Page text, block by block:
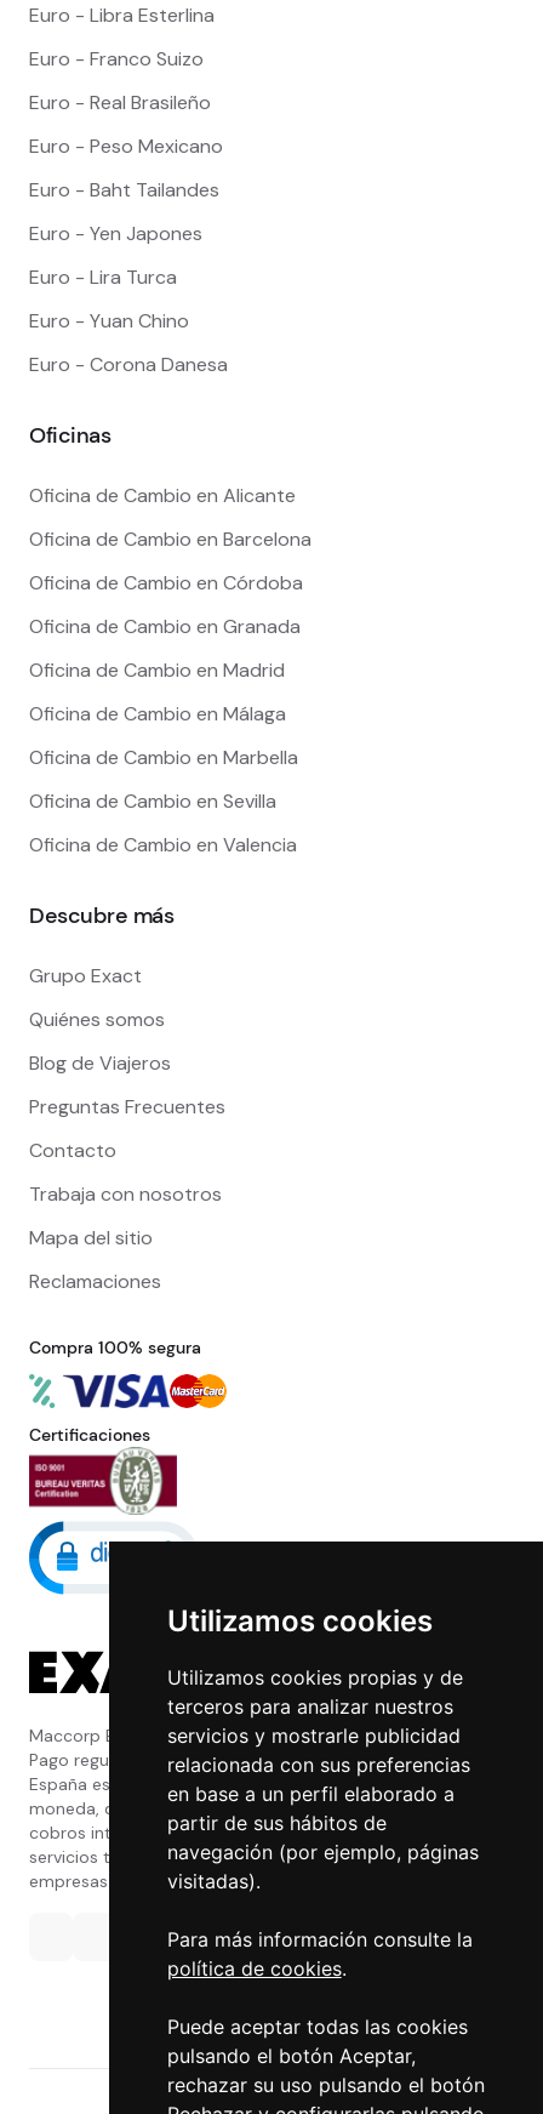
Utilizamos cookies
Utilizamos cookies propias y de
terceros para analizar nuestros
servicios y mostrarle publicidad
relacionada con sus preferencias
en base a un perfil elaborado a
partir de sus hábitos de
navegación (por ejemplo, páginas
visitadas).
Para más información consulte la
política de cookies.
Puede aceptar todas las cookies
pulsando el botón Aceptar,
rechazar su uso pulsando el botón
Euro - Libra Esterlina
Euro - Franco Suizo
Euro - Real Brasileño
Euro - Peso Mexicano
Euro - Baht Tailandes
Euro - Yen Japones
Euro - Lira Turca
Euro - Yuan Chino
Euro - Corona Danesa
Oficinas
Oficina de Cambio en Alicante
Oficina de Cambio en Barcelona
Oficina de Cambio en Córdoba
Oficina de Cambio en Granada
Oficina de Cambio en Madrid
Oficina de Cambio en Málaga
Oficina de Cambio en Marbella
Oficina de Cambio en Sevilla
Oficina de Cambio en Valencia
Descubre más
Grupo Exact
Quiénes somos
Blog de Viajeros
Preguntas Frecuentes
Contacto
Trabaja con nosotros
Mapa del sitio
Reclamaciones
Compra 100% segura
Certificaciones
Maccorp Exact Change es una Entidad de
Pago regulada y con licencia del Banco de
España especializada en cambio de
moneda, divisas, transferencias, pagos y
cobros internacionales que presta estos
servicios tanto a particulares como a
empresas.